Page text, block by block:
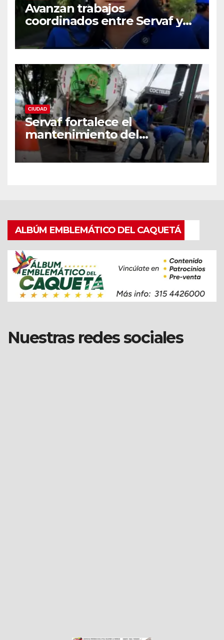
Avanzan trabajos
coordinados entre Servaf y
las obras de la doble calzada
en Florencia.
CIUDAD
Servaf fortalece el
mantenimiento del
alcantarillado en Florencia
con equipo Vactor.
ALBÚM EMBLEMÁTICO DEL CAQUETÁ
Nuestras redes sociales